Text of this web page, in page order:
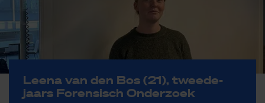
Leena van den Bos (21), twee­de­
jaars Fo­ren­sisch On­der­zoek